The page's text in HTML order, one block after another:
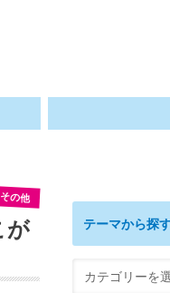
その他
が テーマから探